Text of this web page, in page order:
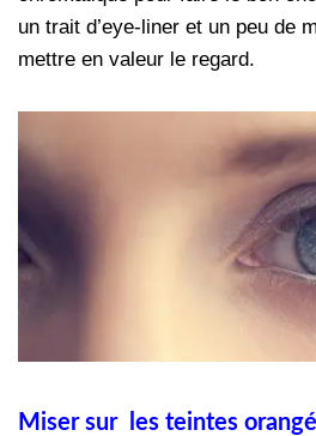
un trait d’eye-liner et un peu de
mettre en valeur le regard.
Miser sur les teintes